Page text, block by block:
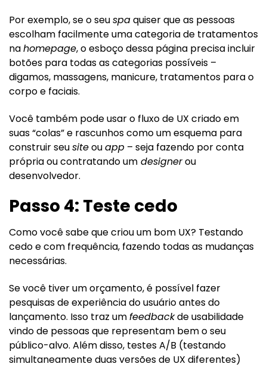
Por exemplo, se o seuspaquiser que as pessoas
escolham facilmente uma categoria de tratamentos
nahomepage, o esboço dessa página precisa incluir
botões para todas as categorias possíveis –
digamos, massagens, manicure, tratamentos para o
corpo e faciais.
Você também pode usar o fluxo de UX criado em
suas “colas” e rascunhos como um esquema para
construir seusiteouapp – seja fazendo por conta
própria ou contratando um designerou
desenvolvedor.
Passo 4: Teste cedo
Como você sabe que criou um bom UX? Testando
cedo e com frequência, fazendo todas as mudanças
necessárias.
Se você tiver um orçamento, é possível fazer
pesquisas de experiência do usuário antes do
lançamento. Isso traz umfeedbackde usabilidade
vindo de pessoas que representam bem o seu
público-alvo. Além disso, testes A/B (testando
simultaneamente duas versões de UX diferentes)